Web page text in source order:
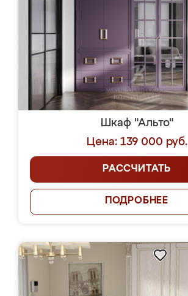
Шкаф "Альто"
Цена: 139 000 руб.
РАССЧИТАТЬ
ПОДРОБНЕЕ